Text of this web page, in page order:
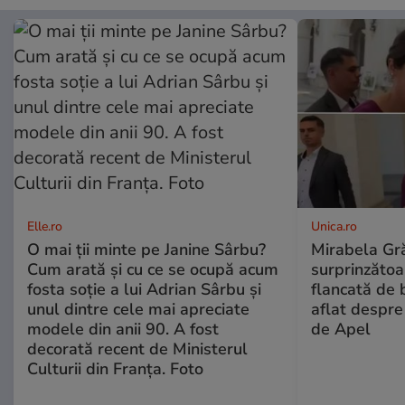
Elle.ro
O mai ții minte pe Janine Sârbu?
Cum arată și cu ce se ocupă acum
fosta soție a lui Adrian Sârbu și
unul dintre cele mai apreciate
modele din anii 90. A fost
decorată recent de Ministerul
Culturii din Franța. Foto
Unica.ro
Mirabela
flancată de
aflat
de Apel